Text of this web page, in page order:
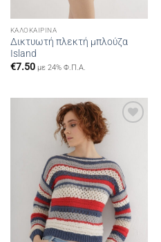
ΚΑΛΟΚΑΙΡΙΝΆ
Δικτυωτή πλεκτή μπλούζα
Island
€7.50 με 24% Φ.Π.Α.